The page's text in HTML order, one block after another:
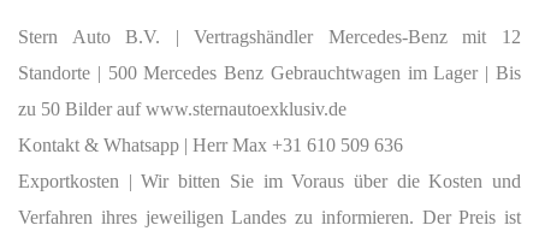
Stern Auto B.V. | Vertragshändler Mercedes-Benz mit 12
Standorte | 500 Mercedes Benz Gebrauchtwagen im Lager | Bis
zu 50 Bilder auf www.sternautoexklusiv.de
Kontakt & Whatsapp | Herr Max +31 610 509 636
Exportkosten | Wir bitten Sie im Voraus über die Kosten und
Verfahren ihres jeweiligen Landes zu informieren. Der Preis ist